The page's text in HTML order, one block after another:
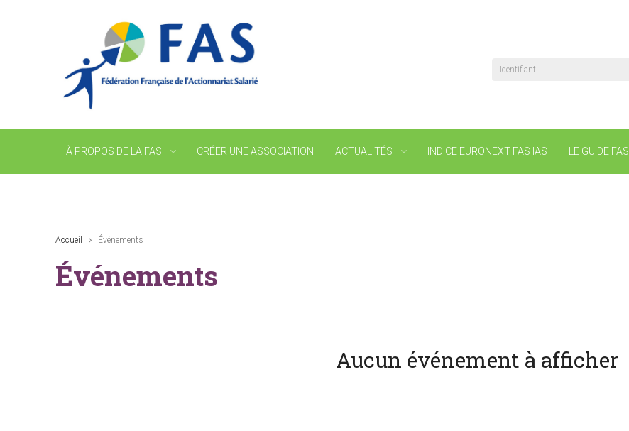
Identifiant
À PROPOS DE LA FAS CRÉER UNE ASSOCIATION ACTUALITÉS INDICE EURONEXT FAS IAS LE GUIDE FAS
Accueil Événements
Événements
Aucun événement à afficher